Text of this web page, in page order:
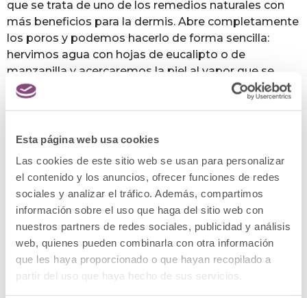
Esta página web usa cookies
Las cookies de este sitio web se usan para personalizar
el contenido y los anuncios, ofrecer funciones de redes
sociales y analizar el tráfico. Además, compartimos
información sobre el uso que haga del sitio web con
nuestros partners de redes sociales, publicidad y análisis
web, quienes pueden combinarla con otra información
que les haya proporcionado o que hayan recopilado a
partir del uso que haya hecho de sus servicios.
que se trata de uno de los remedios naturales con
más beneficios para la dermis. Abre completamente
los poros y podemos hacerlo de forma sencilla:
hervimos agua con hojas de eucalipto o de
manzanilla y acercaremos la piel al vapor que se
forme.
Por último y aunque ya parezca que lo sabemos de
para que la piel y el organismo no sufran. Es, sin
duda, la mejor forma, y también la más básica, de
eliminar toxinas.